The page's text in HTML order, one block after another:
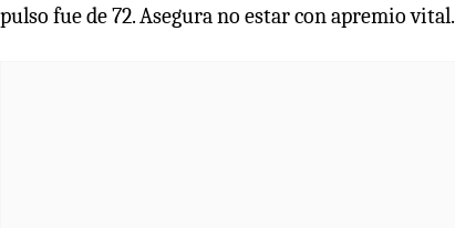
pulso fue de 72. Asegura no estar con apremio vital.